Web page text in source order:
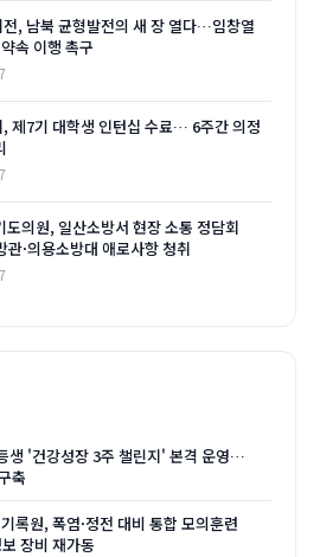
전, 남북 균형발전의 새 장 열다…임창열
속 이행 촉구
제7기 대학생 인턴십 수료… 6주간 의정
도의원, 일산소방서 현장 소통 정담회
·의용소방대 애로사항 청취
생 '건강성장 3주 챌린지' 본격 운영…
축
록원, 폭염·정전 대비 통합 모의훈련
장비 재가동